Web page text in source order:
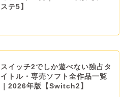
ステ5】
スイッチ2でしか遊べない独占タ
イトル・専売ソフト全作品一覧
｜2026年版【Switch2】